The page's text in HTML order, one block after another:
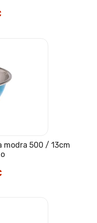
modra 500 / 13cm